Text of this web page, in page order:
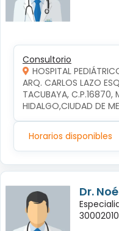
Consultorio
HOSPITAL
ARQ. CARLOS LAZO
TACUBAYA, C.P.16870,
HIDALGO,CIUDAD DE
Horarios disponibles
Dr.
30002010